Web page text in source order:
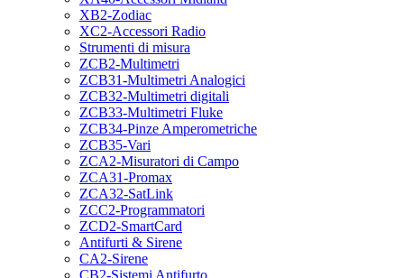
XB2-Zodiac
XC2-Accessori Radio
Strumenti di misura
ZCB2-Multimetri
ZCB31-Multimetri Analogici
ZCB32-Multimetri digitali
ZCB33-Multimetri Fluke
ZCB34-Pinze Amperometriche
ZCB35-Vari
ZCA2-Misuratori di Campo
ZCA31-Promax
ZCA32-SatLink
ZCC2-Programmatori
ZCD2-SmartCard
Antifurti & Sirene
CA2-Sirene
CB2-Sistemi Antifurto